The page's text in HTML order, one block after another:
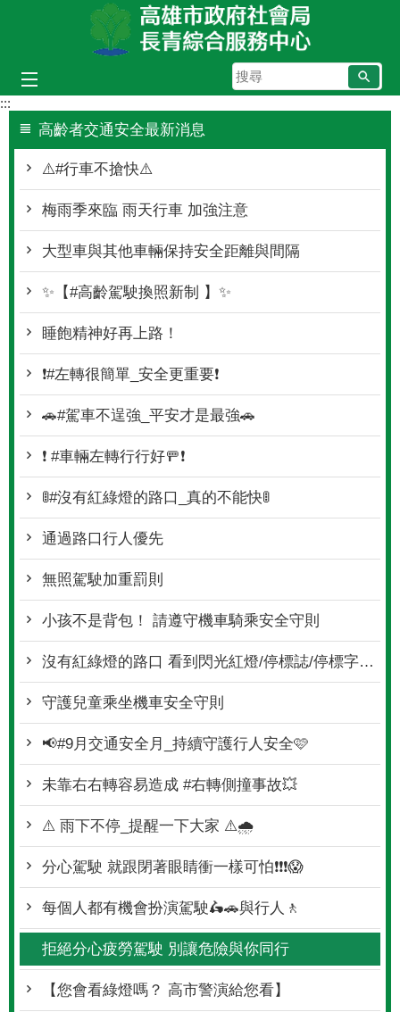
跳到主要內容區塊
搜
尋
:::
高齡者交通安全最新消息
⚠️#行車不搶快⚠️
梅雨季來臨 雨天行車 加強注意
大型車與其他車輛保持安全距離與間隔
✨【#高齡駕駛換照新制 】✨
睡飽精神好再上路！
❗#左轉很簡單_安全更重要❗
🚗#駕車不逞強_平安才是最強🚗
❗ #車輛左轉行行好🚥❗
🚦#沒有紅綠燈的路口_真的不能快🚦
通過路口行人優先
無照駕駛加重罰則
小孩不是背包！ 請遵守機車騎乘安全守則
沒有紅綠燈的路口 看到閃光紅燈/停標誌/停標字就要停
守護兒童乘坐機車安全守則
📢#9月交通安全月_持續守護行人安全🩷
未靠右右轉容易造成 #右轉側撞事故💥
⚠️ 雨下不停_提醒一下大家 ⚠️🌧
分心駕駛 就跟閉著眼睛衝一樣可怕❗❗❗😱
每個人都有機會扮演駕駛🛵🚗與行人🚶
拒絕分心疲勞駕駛 別讓危險與你同行
【您會看綠燈嗎？ 高市警演給您看】